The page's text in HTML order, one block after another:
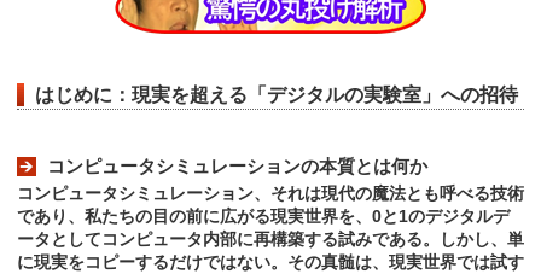
はじめに：現実を超える「デジタルの実験室」への招待
コンピュータシミュレーションの本質とは何か
コンピュータシミュレーション、それは現代の魔法とも呼べる技術
であり、私たちの目の前に広がる現実世界を、0と1のデジタルデ
ータとしてコンピュータ内部に再構築する試みである。しかし、単
に現実をコピーするだけではない。その真髄は、現実世界では試す